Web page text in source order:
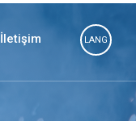
İletişim LANG